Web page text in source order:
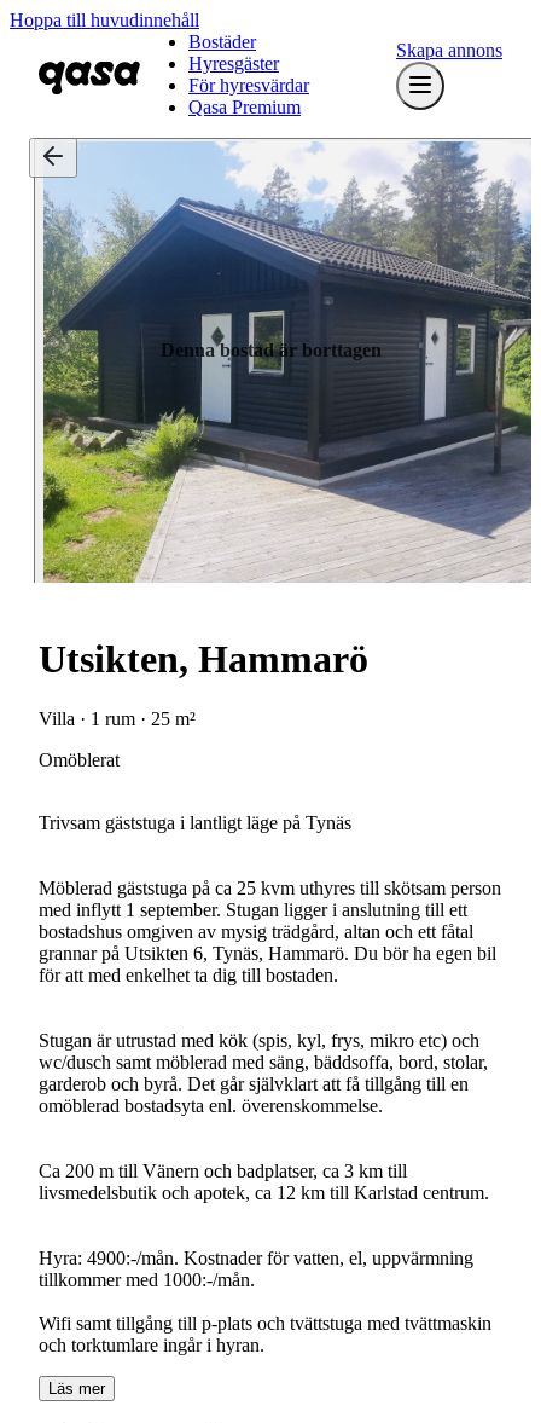
Hoppa till huvudinnehåll
Bostäder
Hyresgäster
För hyresvärdar
Qasa Premium
Skapa annons
Denna bostad är borttagen
Utsikten, Hammarö
Villa · 1 rum · 25 m²
Omöblerat
Trivsam gäststuga i lantligt läge på Tynäs
Möblerad gäststuga på ca 25 kvm uthyres till skötsam person
med inflytt 1 september. Stugan ligger i anslutning till ett
bostadshus omgiven av mysig trädgård, altan och ett fåtal
grannar på Utsikten 6, Tynäs, Hammarö. Du bör ha egen bil
för att med enkelhet ta dig till bostaden.
Stugan är utrustad med kök (spis, kyl, frys, mikro etc) och
wc/dusch samt möblerad med säng, bäddsoffa, bord, stolar,
garderob och byrå. Det går självklart att få tillgång till en
omöblerad bostadsyta enl. överenskommelse.
Ca 200 m till Vänern och badplatser, ca 3 km till
livsmedelsbutik och apotek, ca 12 km till Karlstad centrum.
Hyra: 4900:-/mån. Kostnader för vatten, el, uppvärmning
tillkommer med 1000:-/mån.
Wifi samt tillgång till p-plats och tvättstuga med tvättmaskin
och torktumlare ingår i hyran.
Läs mer